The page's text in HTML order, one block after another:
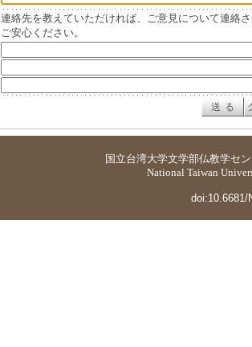
連絡先を教えていただければ、ご意見について連絡
ご安心ください。
国立台湾大学文学部仏教学セ
National Taiwan
doi:10.6681/